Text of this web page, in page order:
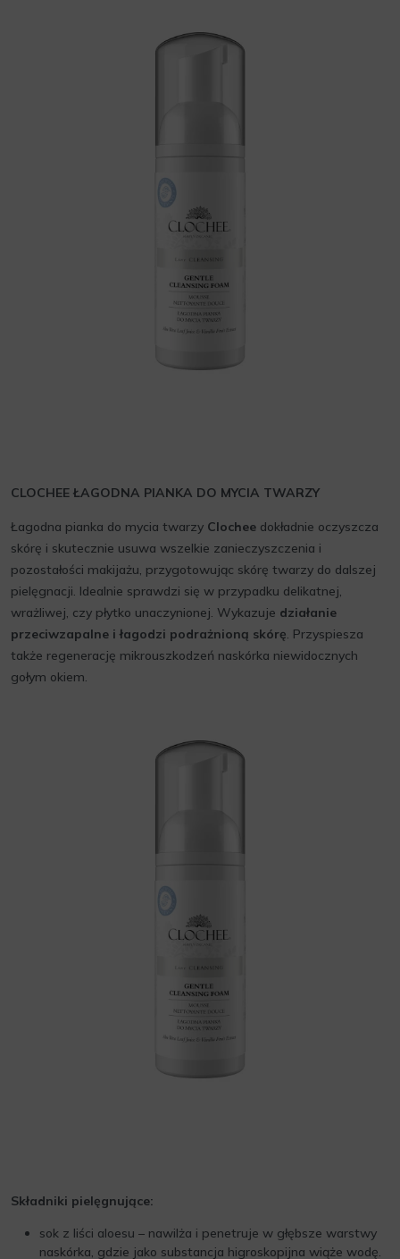
CLOCHEE ŁAGODNA PIANKA DO MYCIA TWARZY
Łagodna pianka do mycia twarzy Clochee dokładnie oczyszcza
skórę i skutecznie usuwa wszelkie zanieczyszczenia i
pozostałości makijażu, przygotowując skórę twarzy do dalszej
pielęgnacji. Idealnie sprawdzi się w przypadku delikatnej,
wrażliwej, czy płytko unaczynionej. Wykazuje działanie
przeciwzapalne i łagodzi podrażnioną skórę. Przyspiesza
także regenerację mikrouszkodzeń naskórka niewidocznych
gołym okiem.
Składniki pielęgnujące:
sok z liści aloesu – nawilża i penetruje w głębsze warstwy
naskórka, gdzie jako substancja higroskopijna wiąże wodę.